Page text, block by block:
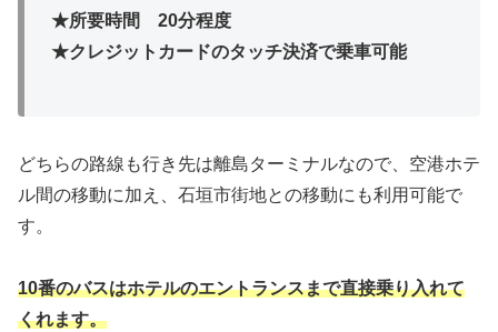
★所要時間 20分程度
★クレジットカードのタッチ決済で乗車可能
どちらの路線も行き先は離島ターミナルなので、空港ホテ
ル間の移動に加え、石垣市街地との移動にも利用可能で
す。
10番のバスはホテルのエントランスまで直接乗り入れて
くれます。